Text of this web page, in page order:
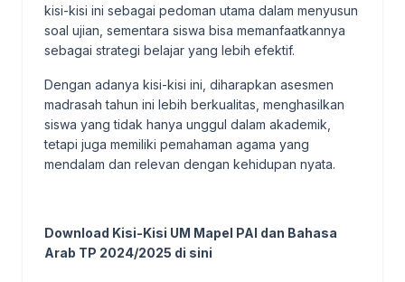
kisi-kisi ini sebagai pedoman utama dalam menyusun
soal ujian, sementara siswa bisa memanfaatkannya
sebagai strategi belajar yang lebih efektif.
Dengan adanya kisi-kisi ini, diharapkan asesmen
madrasah tahun ini lebih berkualitas, menghasilkan
siswa yang tidak hanya unggul dalam akademik,
tetapi juga memiliki pemahaman agama yang
mendalam dan relevan dengan kehidupan nyata.
Download Kisi-Kisi UM Mapel PAI dan Bahasa
Arab TP 2024/2025 di sini